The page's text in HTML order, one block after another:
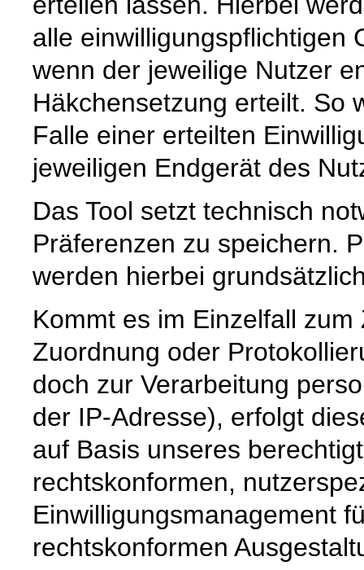
alle einwilligungspflichtigen
wenn der jeweilige Nutzer
Häkchensetzung erteilt. So
Falle einer erteilten
jeweiligen Endgerät des
Das Tool setzt technisch
Präferenzen zu speichern.
werden hierbei
Kommt es im Einzelfall
Zuordnung oder
doch zur Verarbeitung
der IP-Adresse), erfolgt
auf Basis unseres
rechtskonformen,
Einwilligungsmanagement
rechtskonformen